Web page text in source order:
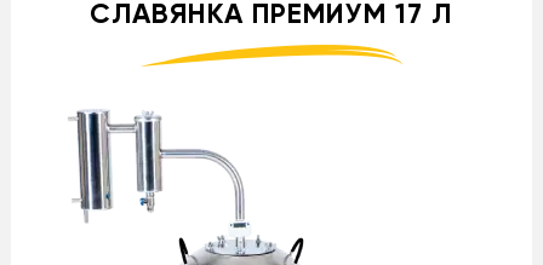
СЛАВЯНКА ПРЕМИУМ 17 Л